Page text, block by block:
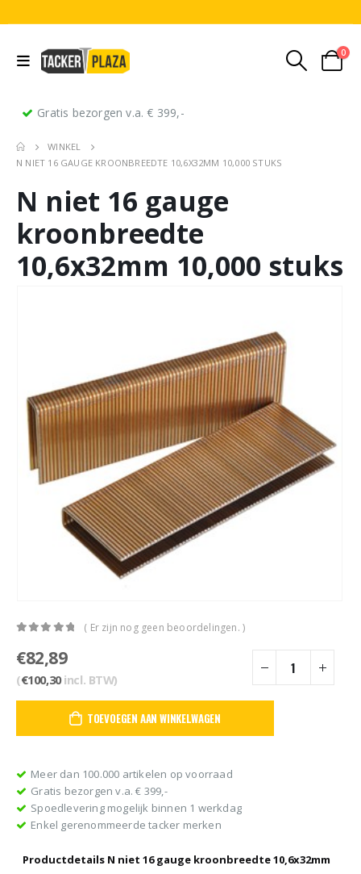
0
Gratis bezorgen v.a. € 399,-
WINKEL
N NIET 16 GAUGE KROONBREEDTE 10,6X32MM 10,000 STUKS
N niet 16 gauge
kroonbreedte
10,6x32mm 10,000 stuks
( Er zijn nog geen beoordelingen. )
€82,89
(€100,30incl. BTW)
TOEVOEGEN AAN WINKELWAGEN
Meer dan 100.000 artikelen op voorraad
Gratis bezorgen v.a. € 399,-
Spoedlevering mogelijk binnen 1 werkdag
Enkel gerenommeerde tacker merken
Productdetails N niet 16 gauge kroonbreedte 10,6x32mm